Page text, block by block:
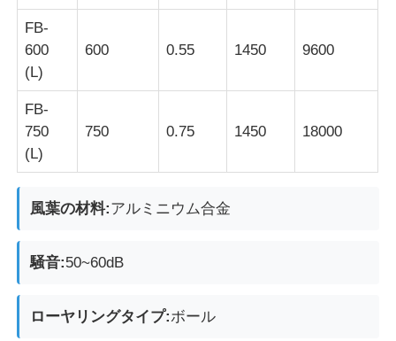
会社案内
品質管理
お問い合わせ
FB-
600
(L)
600 0.55 1450 9600
FB-
750
(L)
750 0.75 1450 18000
風葉の材料:アルミニウム合金
騒音:50~60dB
ローヤリングタイプ:ボール